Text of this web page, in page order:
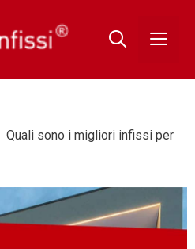
sono i migliori infissi per